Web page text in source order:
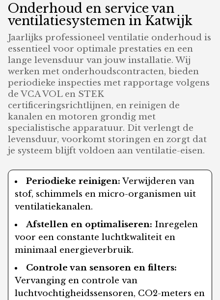
Onderhoud en service van
ventilatiesystemen in Katwijk
Jaarlijks professioneel ventilatie onderhoud is
essentieel voor optimale prestaties en een
lange levensduur van jouw installatie. Wij
werken met onderhoudscontracten, bieden
periodieke inspecties met rapportage volgens
de VCA VOL en STEK
certificeringsrichtlijnen, en reinigen de
kanalen en motoren grondig met
specialistische apparatuur. Dit verlengt de
levensduur, voorkomt storingen en zorgt dat
je systeem blijft voldoen aan ventilatie-eisen.
Periodieke reinigen: Verwijderen van
stof, schimmels en micro-organismen uit
ventilatiekanalen.
Afstellen en optimaliseren: Inregelen
voor een constante luchtkwaliteit en
minimaal energieverbruik.
Controle van sensoren en filters:
Vervanging en controle van
luchtvochtigheidssensoren, CO2-meters en